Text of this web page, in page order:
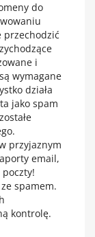
do
przechodzić
i
wymagane
działa
jako spam
przyjaznym
email,
spamem.
kontrolę.